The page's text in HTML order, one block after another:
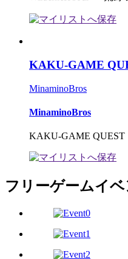
KAKU-GAME
MinaminoBros
MinaminoBros
KAKU-GAME QUEST
フリーゲームイベ